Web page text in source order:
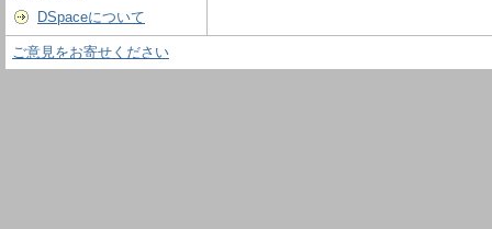
DSpaceについて
ご意見をお寄せください